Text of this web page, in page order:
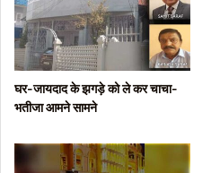
u
p
e
घर-जायदाद के झगड़े को ले कर चाचा-
भतीजा आमने सामने